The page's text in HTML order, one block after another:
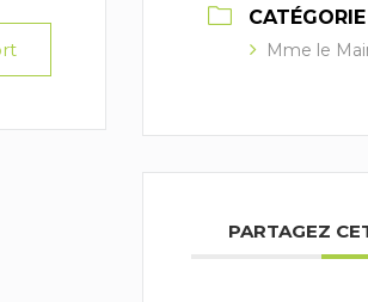
CATÉGORIE
Mme le
PARTAGEZ